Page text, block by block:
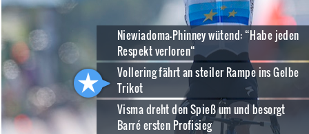
Niewiadoma-Phinney wütend: “Habe jeden
Respekt verloren“
Vollering fährt an steiler Rampe ins Gelbe
Trikot
Visma dreht den Spieß um und besorgt
Barré ersten Profisieg